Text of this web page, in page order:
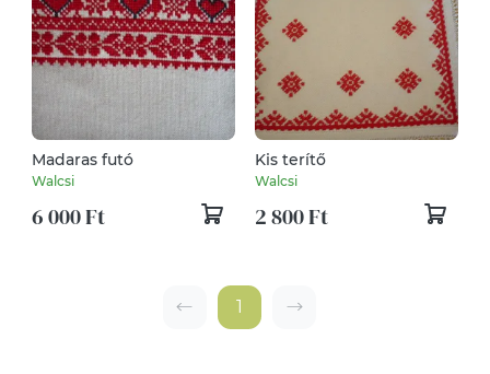
Madaras futó
Walcsi
6 000 Ft
Kis terítő
Walcsi
2 800 Ft
1